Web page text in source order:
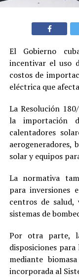
El Gobierno
incentivar el uso
costos de
eléctrica que
La Resolución
la importación
calentadores
aerogeneradores,
solar y equipos
La normativa
para inversiones
centros de salud,
sistemas de
Por otra parte,
disposiciones
mediante
incorporada al